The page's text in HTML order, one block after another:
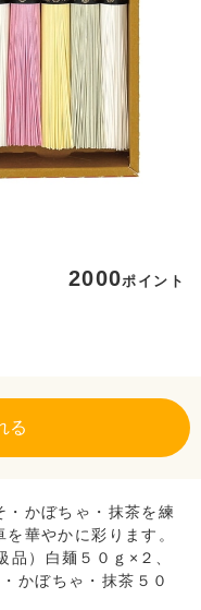
2000ポイント
る
かぼちゃ・抹茶を練
華やかに彩ります。
品）白麺５０ｇ×２、
かぼちゃ・抹茶５０